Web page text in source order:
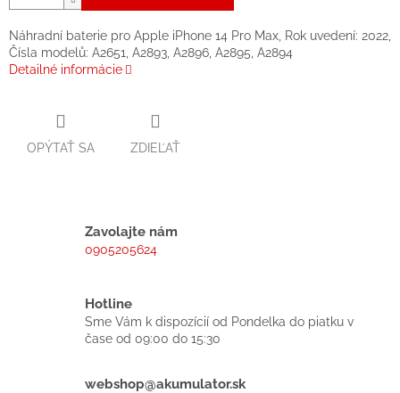
Náhradní baterie pro Apple iPhone 14 Pro Max, Rok uvedení: 2022,
Čísla modelů: A2651, A2893, A2896, A2895, A2894
Detailné informácie
OPÝTAŤ SA ZDIEĽAŤ
Zavolajte nám
0905205624
Hotline
Sme Vám k dispozícií od Pondelka do piatku v
čase od 09:00 do 15:30
webshop@akumulator.sk